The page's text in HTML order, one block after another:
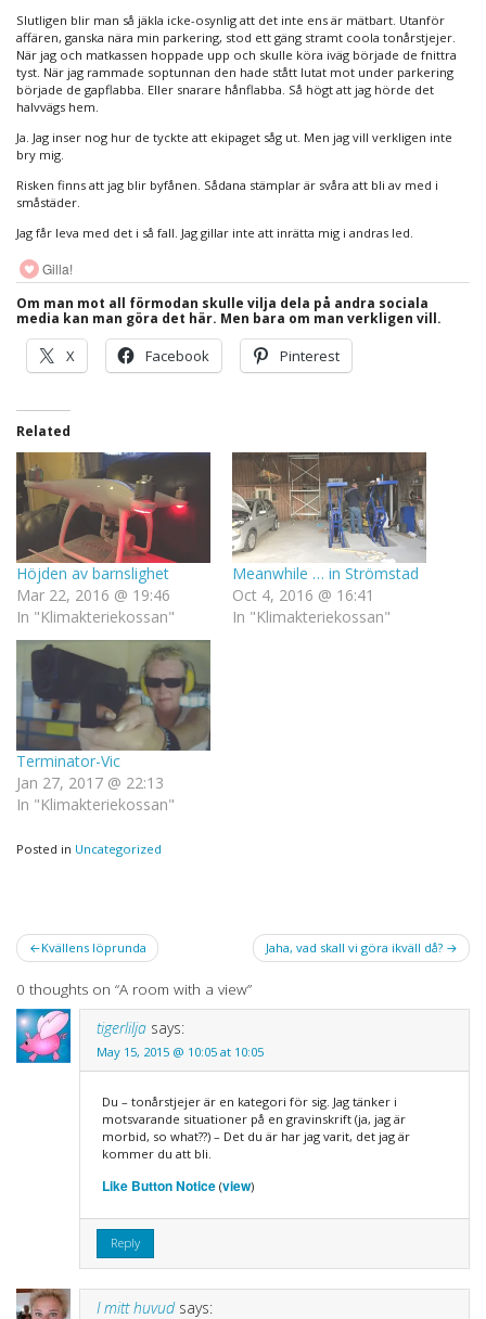
Slutligen blir man så jäkla icke-osynlig att det inte ens är mätbart. Utanför
affären, ganska nära min parkering, stod ett gäng stramt coola tonårstjejer.
När jag och matkassen hoppade upp och skulle köra iväg började de fnittra
tyst. När jag rammade soptunnan den hade stått lutat mot under parkering
började de gapflabba. Eller snarare hånflabba. Så högt att jag hörde det
halvvägs hem.
Ja. Jag inser nog hur de tyckte att ekipaget såg ut. Men jag vill verkligen inte
bry mig.
Risken finns att jag blir byfånen. Sådana stämplar är svåra att bli av med i
småstäder.
Jag får leva med det i så fall. Jag gillar inte att inrätta mig i andras led.
Gilla!
Om man mot all förmodan skulle vilja dela på andra sociala
media kan man göra det här. Men bara om man verkligen vill.
X Facebook Pinterest
Related
Höjden av barnslighet
Mar 22, 2016 @ 19:46
In "Klimakteriekossan"
Meanwhile … in Strömstad
Oct 4, 2016 @ 16:41
In "Klimakteriekossan"
Terminator-Vic
Jan 27, 2017 @ 22:13
In "Klimakteriekossan"
Posted in Uncategorized
Post
navigation
Kvällens löprunda Jaha, vad skall vi göra ikväll då?
0 thoughts on “A room with a view”
tigerlilja says:
May 15, 2015 @ 10:05 at 10:05
Du – tonårstjejer är en kategori för sig. Jag tänker i
motsvarande situationer på en gravinskrift (ja, jag är
morbid, so what??) – Det du är har jag varit, det jag är
kommer du att bli.
Like Button Notice(view)
Reply
I mitt huvud says: